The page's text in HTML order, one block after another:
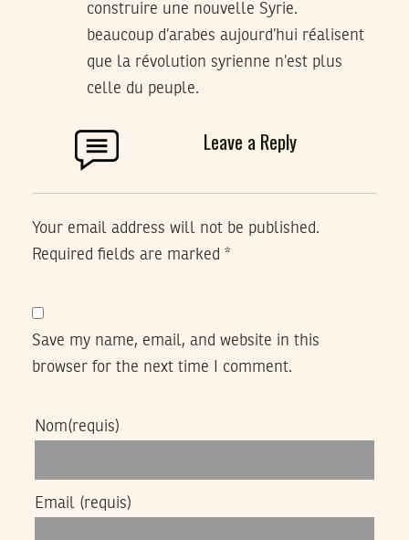
construire une nouvelle Syrie.
beaucoup d’arabes aujourd’hui réalisent
que la révolution syrienne n’est plus
celle du peuple.
Leave a Reply
Your email address will not be published.
Required fields are marked *
Save my name, email, and website in this
browser for the next time I comment.
Nom(requis)
Email (requis)